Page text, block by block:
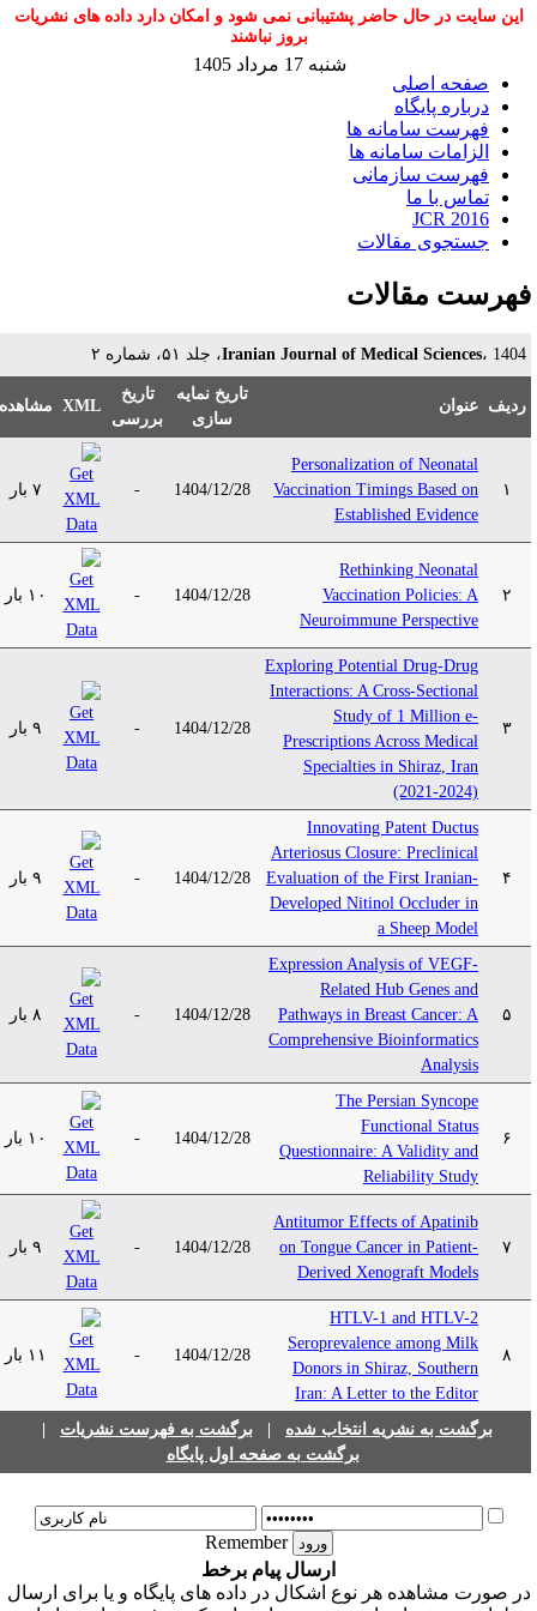
این سایت در حال حاضر پشتیبانی نمی شود و امکان دارد داده های نشریات
بروز نباشند
صفحه اصلی
درباره پایگاه
فهرست سامانه ها
الزامات سامانه ها
فهرست سازمانی
تماس با ما
JCR 2016
جستجوی مقالات
شنبه 17 مرداد 1405
مقالات
Iranian Journal of Medical Sciences ، 1404، جلد ۵۱، شماره ۲
ردیف عنوان
تاریخ نمایه
سازی
تاریخ
بررسی
XML مشاهده
Personalization of Neonatal
Vaccination Timings Based on
Established Evidence
1404/12/28
Rethinking Neonatal
Vaccination Policies: A
Neuroimmune Perspective
1404/12/28 ۱۰ بار
Exploring Potential Drug-Drug
Interactions: A Cross-Sectional
Study of 1 Million e-
Prescriptions Across Medical
Specialties in Shiraz, Iran
(2021-2024)
1404/12/28
Innovating Patent Ductus
Arteriosus Closure: Preclinical
Evaluation of the First Iranian-
Developed Nitinol Occluder in
a Sheep Model
1404/12/28
Expression Analysis of VEGF-
Related Hub Genes and
Pathways in Breast Cancer: A
Comprehensive Bioinformatics
Analysis
1404/12/28
The Persian Syncope
Functional Status
Questionnaire: A Validity and
Reliability Study
1404/12/28 ۱۰ بار
Antitumor Effects of Apatinib
on Tongue Cancer in Patient-
Derived Xenograft Models
1404/12/28
HTLV-1 and HTLV-2
Seroprevalence among Milk
Donors in Shiraz, Southern
Iran: A Letter to the Editor
1404/12/28 ۱۱ بار
برگشت به نشریه انتخاب شده| برگشت به فهرست نشریات|
برگشت به صفحه اول پایگاه
Remember
ارسال پیام برخط
صورت مشاهده هر نوع اشکال در داده های پایگاه و یا برای ارسال